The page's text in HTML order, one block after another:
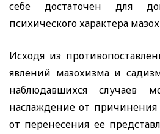
себе достаточен для
психического характера
Исходя из
явлений мазохизма и
наблюдавшихся случаев
наслаждение от
от перенесения ее